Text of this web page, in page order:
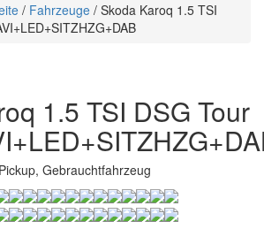
/ Fahrzeuge / Skoda Karoq 1.5 TSI
1.5 TSI DSG Tour
Gebrauchtfahrzeug